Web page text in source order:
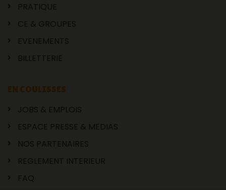
PRATIQUE
CE & GROUPES
EVENEMENTS
BILLETTERIE
EN COULISSES
JOBS & EMPLOIS
ESPACE PRESSE & MEDIAS
NOS PARTENAIRES
REGLEMENT INTERIEUR
FAQ